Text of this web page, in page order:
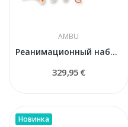
AMBU
Реанимационный набор с мешком Ambu Mark IV в...
329,95 €
Новинка